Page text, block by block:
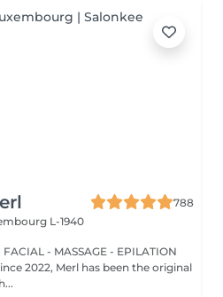
788
L-1940
- MASSAGE - EPILATION
2022, Merl has been the original